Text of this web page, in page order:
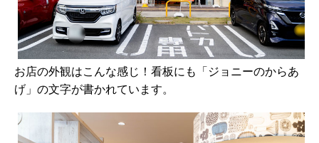
お店の外観はこんな感じ！看板にも「ジョニーのからあ
げ」の文字が書かれています。